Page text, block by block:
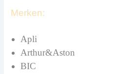
Merken:
Apli
Arthur&Aston
BIC